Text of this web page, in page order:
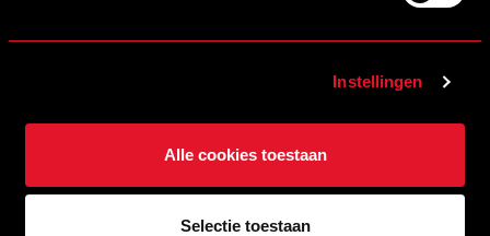
Instellingen
Alle cookies toestaan
Selectie toestaan
MYSTEEL NIEUWE NAAMGEVER VAN ONS STADION